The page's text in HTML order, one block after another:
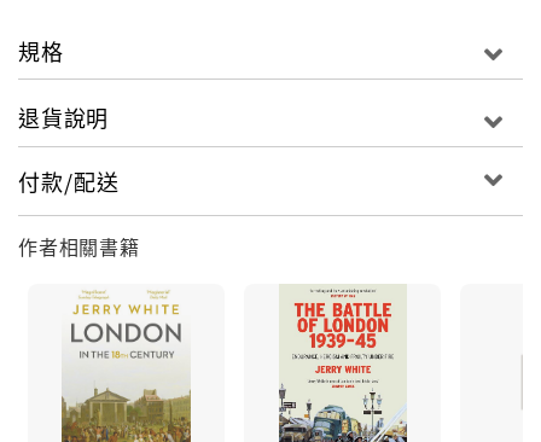
規格
退貨說明
付款/配送
作者相關書籍